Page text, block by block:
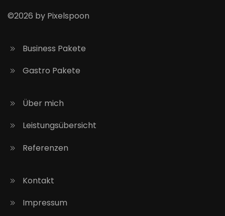
©2026 by Pixelspoon
Business Pakete
Gastro Pakete
Über mich
Leistungsübersicht
Referenzen
Kontakt
Impressum